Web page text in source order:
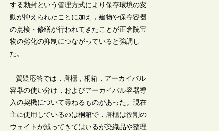
する勅封という管理方式により保存環境の変
動が抑えられたことに加え，建物や保存容器
の点検・修繕が行われてきたことが正倉院宝
物の劣化の抑制につながっていると強調し
た。
質疑応答では，唐櫃，桐箱，アーカイバル
容器の使い分け，およびアーカイバル容器導
入の契機について尋ねるものがあった。現在
主に使用しているのは桐箱で，唐櫃は役割の
ウェイトが減ってきてはいるが染織品や整理